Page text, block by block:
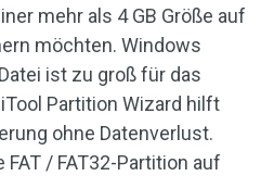
mehr als 4 GB Größe auf
möchten. Windows
ist zu groß für das
Partition Wizard hilft
ohne Datenverlust.
/ FAT32-Partition auf